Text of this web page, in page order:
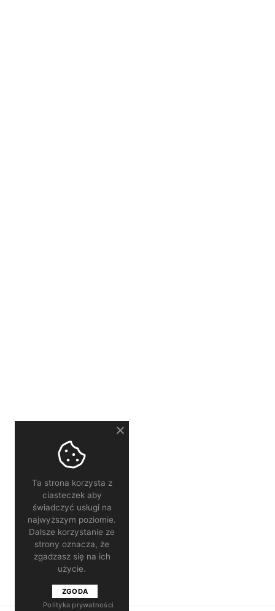
Ta strona korzysta z
ciasteczek aby
świadczyć usługi na
najwyższym poziomie.
Dalsze korzystanie ze
strony oznacza, że
zgadzasz się na ich
użycie.
ZGODA
Polityka prywatności